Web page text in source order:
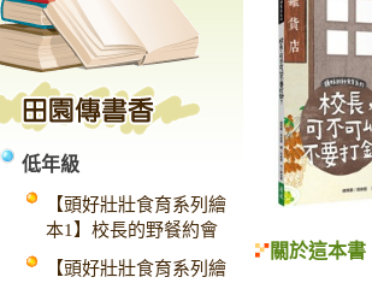
低年級
【頭好壯壯食育系列繪
本1】校長的野餐約會
【頭好壯壯食育系列繪
關於這本書